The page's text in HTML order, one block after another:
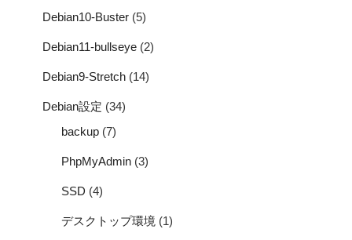
Debian10-Buster (5)
Debian11-bullseye (2)
Debian9-Stretch (14)
Debian設定 (34)
backup (7)
PhpMyAdmin (3)
SSD (4)
デスクトップ環境 (1)